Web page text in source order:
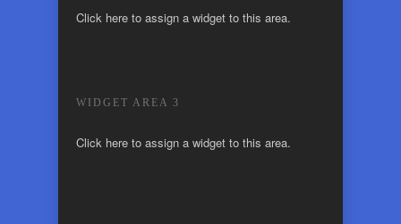
Click here to assign a widget to this area.
WIDGET AREA 3
Click here to assign a widget to this area.